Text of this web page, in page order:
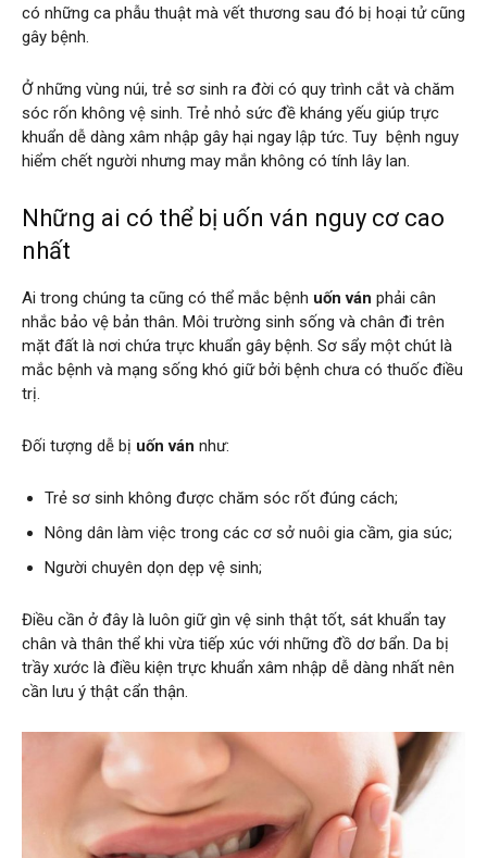
có những ca phẫu thuật mà vết thương sau đó bị hoại tử cũng
gây bệnh.
Ở những vùng núi, trẻ sơ sinh ra đời có quy trình cắt và chăm
sóc rốn không vệ sinh. Trẻ nhỏ sức đề kháng yếu giúp trực
khuẩn dễ dàng xâm nhập gây hại ngay lập tức. Tuy bệnh nguy
hiểm chết người nhưng may mắn không có tính lây lan.
Những ai có thể bị uốn ván nguy cơ cao
nhất
Ai trong chúng ta cũng có thể mắc bệnh uốn ván phải cân
nhắc bảo vệ bản thân. Môi trường sinh sống và chân đi trên
mặt đất là nơi chứa trực khuẩn gây bệnh. Sơ sẩy một chút là
mắc bệnh và mạng sống khó giữ bởi bệnh chưa có thuốc điều
trị.
Đối tượng dễ bị uốn ván như:
Trẻ sơ sinh không được chăm sóc rốt đúng cách;
Nông dân làm việc trong các cơ sở nuôi gia cầm, gia súc;
Người chuyên dọn dẹp vệ sinh;
Điều cần ở đây là luôn giữ gìn vệ sinh thật tốt, sát khuẩn tay
chân và thân thể khi vừa tiếp xúc với những đồ dơ bẩn. Da bị
trầy xước là điều kiện trực khuẩn xâm nhập dễ dàng nhất nên
cần lưu ý thật cẩn thận.